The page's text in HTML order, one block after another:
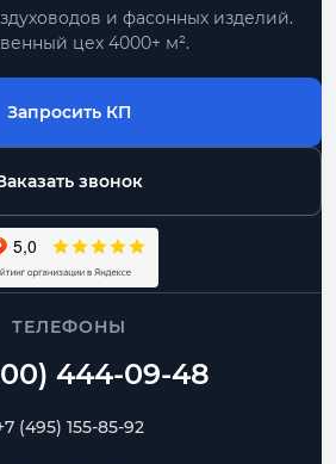
и фасонных изделий.
цех 4000+ м².
Запросить КП
звонок
ТЕЛЕФОНЫ
(495) 155-85-92